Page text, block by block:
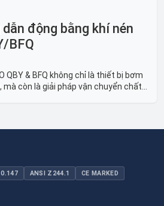
động bằng khí nén
BFQ
QBY & BFQ không chỉ là thiết bị bơm
còn là giải pháp vận chuyển chất
ANSI Z244.1 CE MARKED